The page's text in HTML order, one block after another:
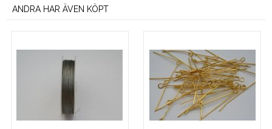
ANDRA HAR ÄVEN KÖPT